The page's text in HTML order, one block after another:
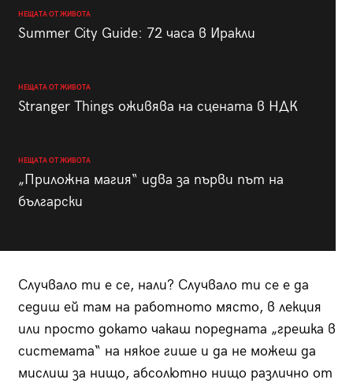
НЕЩАТА ОТ ЖИВОТА
Summer City Guide: 72 часа в Иракли
НЕЩАТА ОТ ЖИВОТА
Stranger Things оживява на сцената в НДК
НЕЩАТА ОТ ЖИВОТА
„Приложна магия“ идва за първи път на
български
Случвало ти е се, нали? Случвало ти се е да
седиш ей там на работното място, в лекция
или просто докато чакаш поредната „грешка в
системата“ на някое гише и да не можеш да
мислиш за нищо, абсолютно нищо различно от